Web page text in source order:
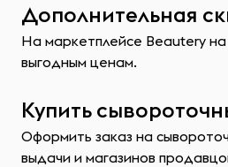
Дополнительная
На маркетплейсе Beautery
выгодным ценам.
Купить
Оформить заказ на
выдачи и магазинов